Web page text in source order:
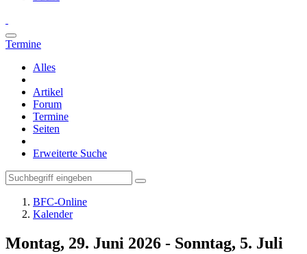
Termine
Alles
Artikel
Forum
Termine
Seiten
Erweiterte Suche
BFC-Online
Kalender
Montag, 29. Juni 2026 - Sonntag, 5. Juli